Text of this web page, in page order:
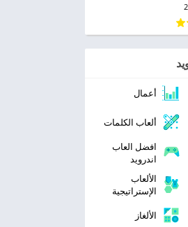
أعمال
ألعاب الكلمات
افضل العاب
اندرويد
الألعاب
الإستراتيجية
الألغاز